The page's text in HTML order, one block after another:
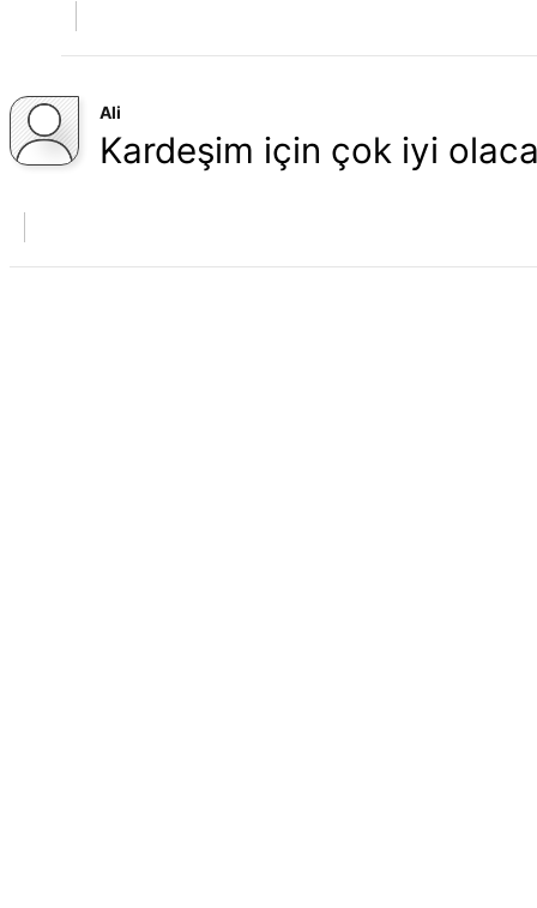
Ali
Kardeşim için çok iyi